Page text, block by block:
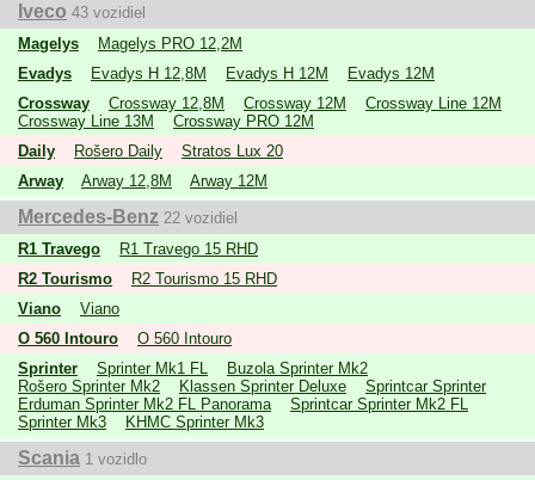
Iveco 43 vozidiel
Magelys
Magelys PRO 12,2M
Evadys
Evadys H 12,8M Evadys H 12M
Evadys 12M
Crossway
Crossway 12,8M Crossway 12M
Crossway Line 12M
Crossway Line 13M
Crossway PRO 12M
Daily
Rošero Daily
Stratos Lux 20
Arway
Arway 12,8M Arway 12M
Mercedes-Benz 22 vozidiel
R1 Travego
R1 Travego 15 RHD
R2 Tourismo
R2 Tourismo 15 RHD
Viano
Viano
O 560 Intouro
O 560 Intouro
Sprinter
Sprinter Mk1 FL
Buzola Sprinter Mk2
Rošero Sprinter Mk2
Klassen Sprinter Deluxe
Sprintcar Sprinter
Erduman Sprinter Mk2 FL Panorama
Sprintcar Sprinter Mk2 FL
Sprinter Mk3
KHMC Sprinter Mk3
Scania 1 vozidlo